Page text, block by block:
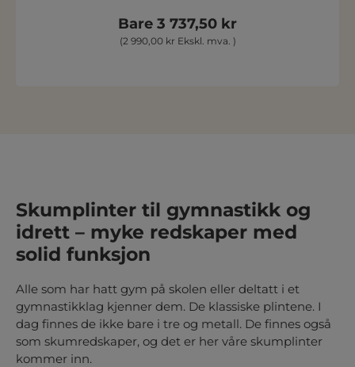
Bare 3 737,50 kr
(2 990,00 kr Ekskl. mva. )
Skumplinter til gymnastikk og
idrett – myke redskaper med
solid funksjon
Alle som har hatt gym på skolen eller deltatt i et
gymnastikklag kjenner dem. De klassiske plintene. I
dag finnes de ikke bare i tre og metall. De finnes også
som skumredskaper, og det er her våre skumplinter
kommer inn.